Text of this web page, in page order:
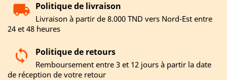
Politique de livraison
Livraison à partir de 8.000 TND vers Nord-Est entre
24 et 48 heures
Politique de retours
Remboursement entre 3 et 12 jours à partir la date
de réception de votre retour